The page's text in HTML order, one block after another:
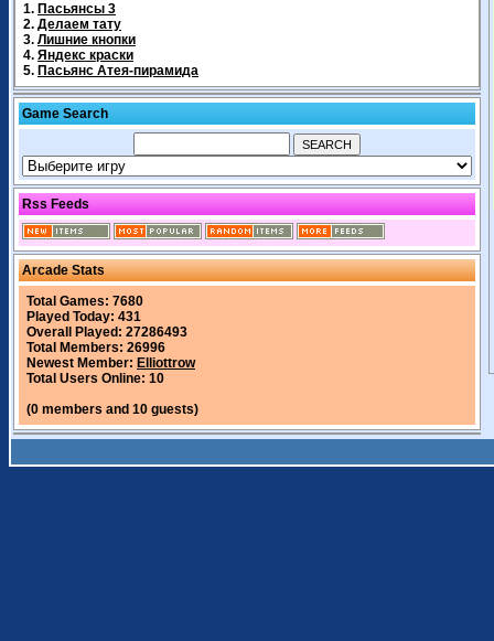
1. Пасьянсы 3
2. Делаем тату
3. Лишние кнопки
4. Яндекс краски
5. Пасьянс Атея-пирамида
Game Search
Rss Feeds
Arcade Stats
Total Games: 7680
Played Today: 431
Overall Played: 27286493
Total Members: 26996
Newest Member: Elliottrow
Total Users Online: 10
(0 members and 10 guests)